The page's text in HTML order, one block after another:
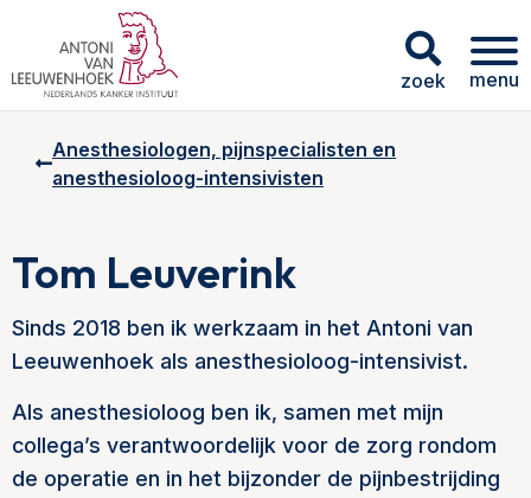
zoek menu
Anesthesiologen, pijnspecialisten en
anesthesioloog-intensivisten
Tom Leuverink
Sinds 2018 ben ik werkzaam in het Antoni van
Leeuwenhoek als anesthesioloog-intensivist.
Als anesthesioloog ben ik, samen met mijn
collega’s verantwoordelijk voor de zorg rondom
de operatie en in het bijzonder de pijnbestrijding